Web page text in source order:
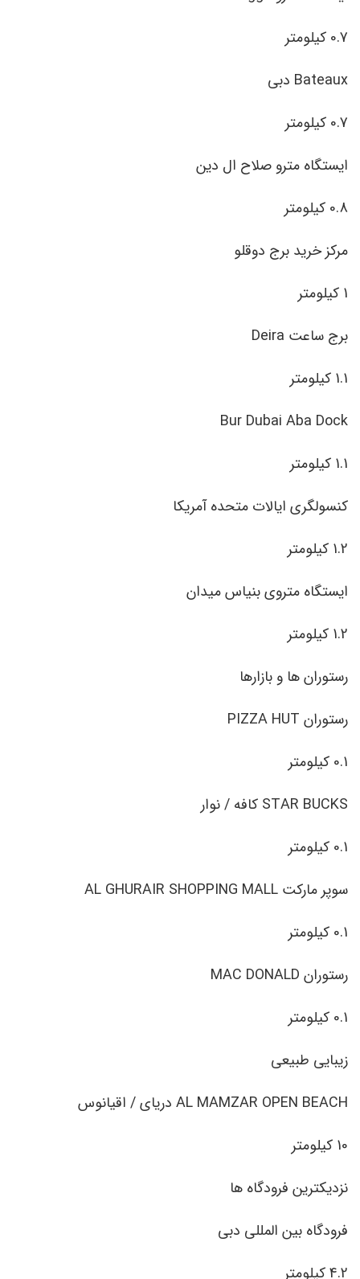
0.7 کیلومتر
Bateaux دبی
0.7 کیلومتر
ایستگاه مترو صلاح ال دین
0.8 کیلومتر
مرکز خرید برج دوقلو
1 کیلومتر
برج ساعت Deira
1.1 کیلومتر
Bur Dubai Aba Dock
1.1 کیلومتر
کنسولگری ایالات متحده آمریکا
1.2 کیلومتر
ایستگاه متروی بنیاس میدان
1.2 کیلومتر
رستوران ها و بازارها
رستوران PIZZA HUT
0.1 کیلومتر
STAR BUCKS کافه / نوار
0.1 کیلومتر
سوپر مارکت AL GHURAIR SHOPPING MALL
0.1 کیلومتر
رستوران MAC DONALD
0.1 کیلومتر
زیبایی طبیعی
AL MAMZAR OPEN BEACH دریای / اقیانوس
10 کیلومتر
نزدیکترین فرودگاه ها
فرودگاه بین المللی دبی
4.2 کیلومتر